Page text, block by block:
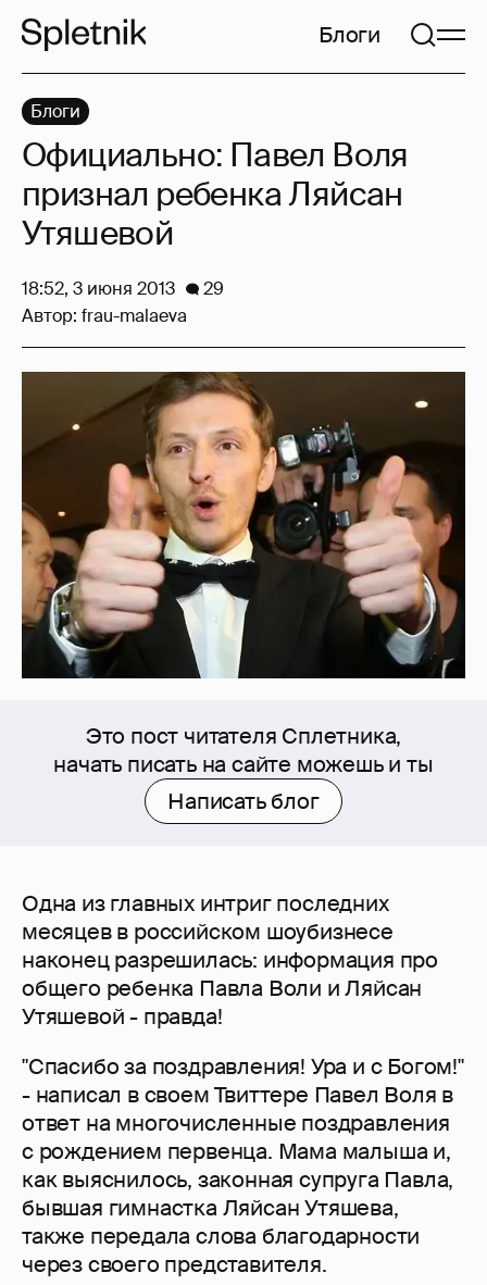
Блоги
Это пост читателя Сплетника,
начать писать на сайте можешь и ты
Написать блог
Одна из главных интриг последних
месяцев в российском шоубизнесе
наконец разрешилась: информация про
общего ребенка Павла Воли и Ляйсан
Утяшевой - правда!
"Спасибо за поздравления! Ура и с Богом!"
- написал в своем Твиттере Павел Воля в
ответ на многочисленные поздравления
с рождением первенца. Мама малыша и,
как выяснилось, законная супруга Павла,
бывшая гимнастка Ляйсан Утяшева,
также передала слова благодарности
через своего представителя.
Блоги
Официально: Павел Воля
признал ребенка Ляйсан
Утяшевой
18:52, 3 июня 2013
29
Автор: frau-malaeva